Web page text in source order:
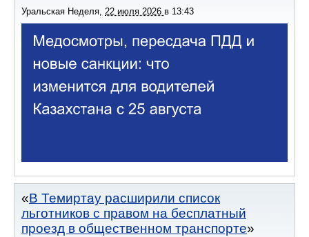
Уральская Неделя 22 июля 2026 в 13:43
В Темиртау расширили список
льготников с правом на бесплатный
проезд в общественном транспорте